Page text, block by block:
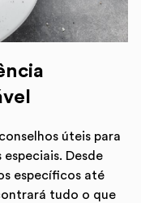
úteis para
Desde
específicos até
tudo o que